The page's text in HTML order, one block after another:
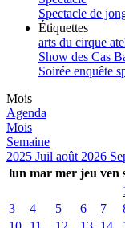
Spectacle de
Étiquettes
arts du cirque
Show des Cas
Soirée enquête
Mois
Agenda
Mois
Semaine
2025 Juil août 2026
lun mar mer jeu ven
3
4 5 6 7